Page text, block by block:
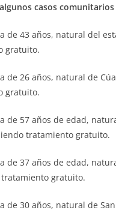
casos
de 43 años, natural del
gratuito.
de 26 años, natural de
gratuito.
de 57 años de edad,
tratamiento gratuito.
de 37 años de edad,
gratuito.
de 30 años, natural de